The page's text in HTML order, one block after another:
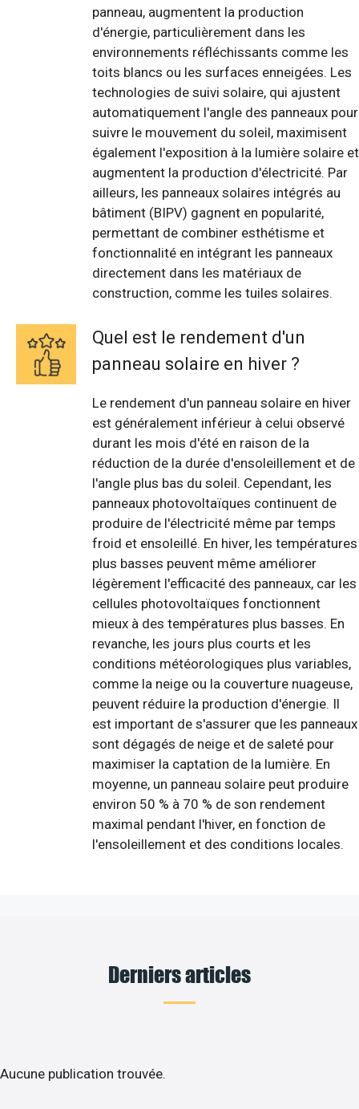
panneau, augmentent la production
d'énergie, particulièrement dans les
environnements réfléchissants comme les
toits blancs ou les surfaces enneigées. Les
technologies de suivi solaire, qui ajustent
automatiquement l'angle des panneaux pour
suivre le mouvement du soleil, maximisent
également l'exposition à la lumière solaire et
augmentent la production d'électricité. Par
ailleurs, les panneaux solaires intégrés au
bâtiment (BIPV) gagnent en popularité,
permettant de combiner esthétisme et
fonctionnalité en intégrant les panneaux
directement dans les matériaux de
construction, comme les tuiles solaires.
Quel est le rendement d'un
panneau solaire en hiver ?
Le rendement d'un panneau solaire en hiver
est généralement inférieur à celui observé
durant les mois d'été en raison de la
réduction de la durée d'ensoleillement et de
l'angle plus bas du soleil. Cependant, les
panneaux photovoltaïques continuent de
produire de l'électricité même par temps
froid et ensoleillé. En hiver, les températures
plus basses peuvent même améliorer
légèrement l'efficacité des panneaux, car les
cellules photovoltaïques fonctionnent
mieux à des températures plus basses. En
revanche, les jours plus courts et les
conditions météorologiques plus variables,
comme la neige ou la couverture nuageuse,
peuvent réduire la production d'énergie. Il
est important de s'assurer que les panneaux
sont dégagés de neige et de saleté pour
maximiser la captation de la lumière. En
moyenne, un panneau solaire peut produire
environ 50 % à 70 % de son rendement
maximal pendant l'hiver, en fonction de
l'ensoleillement et des conditions locales.
Derniers articles
Aucune publication trouvée.